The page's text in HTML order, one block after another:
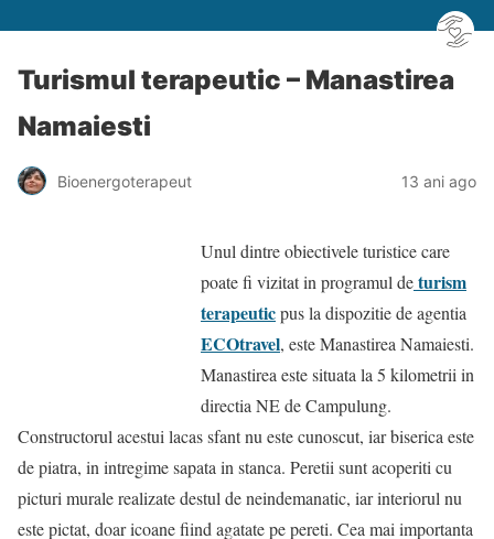
Turismul terapeutic – Manastirea
Namaiesti
Bioenergoterapeut 13 ani ago
Unul dintre obiectivele turistice care
poate fi vizitat in programul deturism
terapeuticpus la dispozitie de agentia
ECOtravel, este Manastirea Namaiesti.
Manastirea este situata la 5 kilometrii in
directia NE de Campulung.
Constructorul acestui lacas sfant nu este cunoscut, iar biserica este
de piatra, in intregime sapata in stanca. Peretii sunt acoperiti cu
picturi murale realizate destul de neindemanatic, iar interiorul nu
este pictat, doar icoane fiind agatate pe pereti. Cea mai importanta